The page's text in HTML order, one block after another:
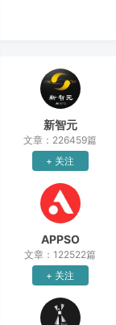
新智元
文章：226459篇
+ 关注
APPSO
文章：122522篇
+ 关注